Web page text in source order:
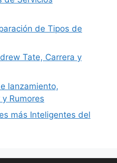
de Tipos de
Tate, Carrera y
lanzamiento,
Rumores
más Inteligentes del